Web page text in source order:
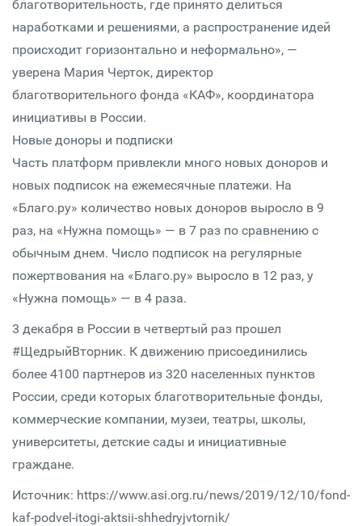
благотворительность, где принято делиться
наработками и решениями, а распространение идей
происходит горизонтально и неформально», —
уверена Мария Черток, директор
благотворительного фонда «КАФ», координатора
инициативы в России.
Новые доноры и подписки
Часть платформ привлекли много новых доноров и
новых подписок на ежемесячные платежи. На
«Благо.ру» количество новых доноров выросло в 9
раз, на «Нужна помощь» — в 7 раз по сравнению с
обычным днем. Число подписок на регулярные
пожертвования на «Благо.ру» выросло в 12 раз, у
«Нужна помощь» — в 4 раза.
3 декабря в России в четвертый раз прошел
#ЩедрыйВторник. К движению присоединились
более 4100 партнеров из 320 населенных пунктов
России, среди которых благотворительные фонды,
коммерческие компании, музеи, театры, школы,
университеты, детские сады и инициативные
граждане.
Источник: https://www.asi.org.ru/news/2019/12/10/fond-
kaf-podvel-itogi-aktsii-shhedryjvtornik/